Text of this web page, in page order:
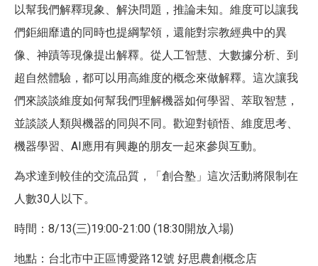
以幫我們解釋現象、解決問題，推論未知。維度可以讓我
們鉅細靡遺的同時也提綱挈領，還能對宗教經典中的異
像、神蹟等現像提出解釋。從人工智慧、大數據分析、到
超自然體驗，都可以用高維度的概念來做解釋。這次讓我
們來談談維度如何幫我們理解機器如何學習、萃取智慧，
並談談人類與機器的同與不同。歡迎對頓悟、維度思考、
機器學習、AI應用有興趣的朋友一起來參與互動。
為求達到較佳的交流品質，「創合塾」這次活動將限制在
人數30人以下。
時間：8/13(三)19:00-21:00 (18:30開放入場)
地點：台北市中正區博愛路12號 好思農創概念店